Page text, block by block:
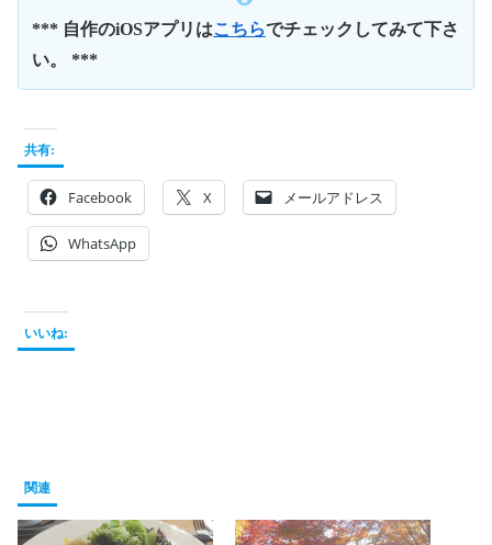
*** 自作のiOSアプリはこちらでチェックしてみて下さ
い。 ***
共有:
Facebook X メールアドレス
WhatsApp
いいね:
関連